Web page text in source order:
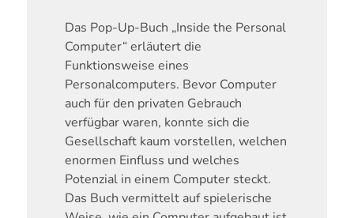
Das Pop-Up-Buch „Inside the Personal
Computer“ erläutert die
Funktionsweise eines
Personalcomputers. Bevor Computer
auch für den privaten Gebrauch
verfügbar waren, konnte sich die
Gesellschaft kaum vorstellen, welchen
enormen Einfluss und welches
Potenzial in einem Computer steckt.
Das Buch vermittelt auf spielerische